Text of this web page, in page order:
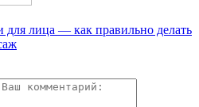
для лица — как правильно делать